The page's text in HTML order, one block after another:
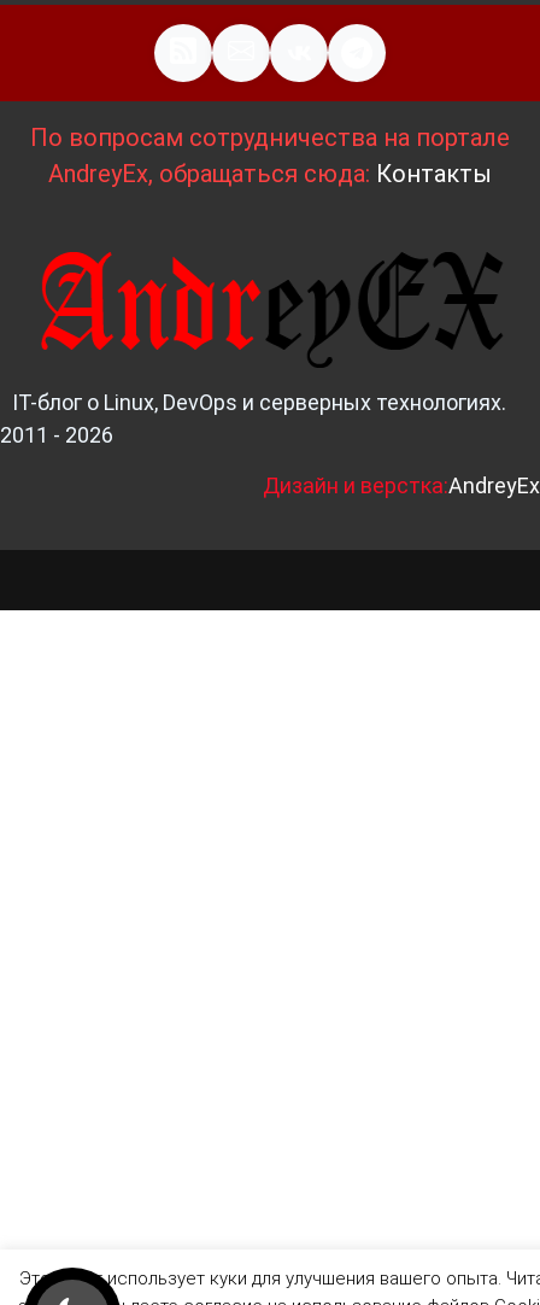
По вопросам сотрудничества на портале
AndreyEx, обращаться сюда: Контакты
IT-блог о Linux, DevOps и серверных технологиях.
2011 - 2026
Дизайн и верстка:AndreyEx
Этот сайт использует куки для улучшения вашего опыта.